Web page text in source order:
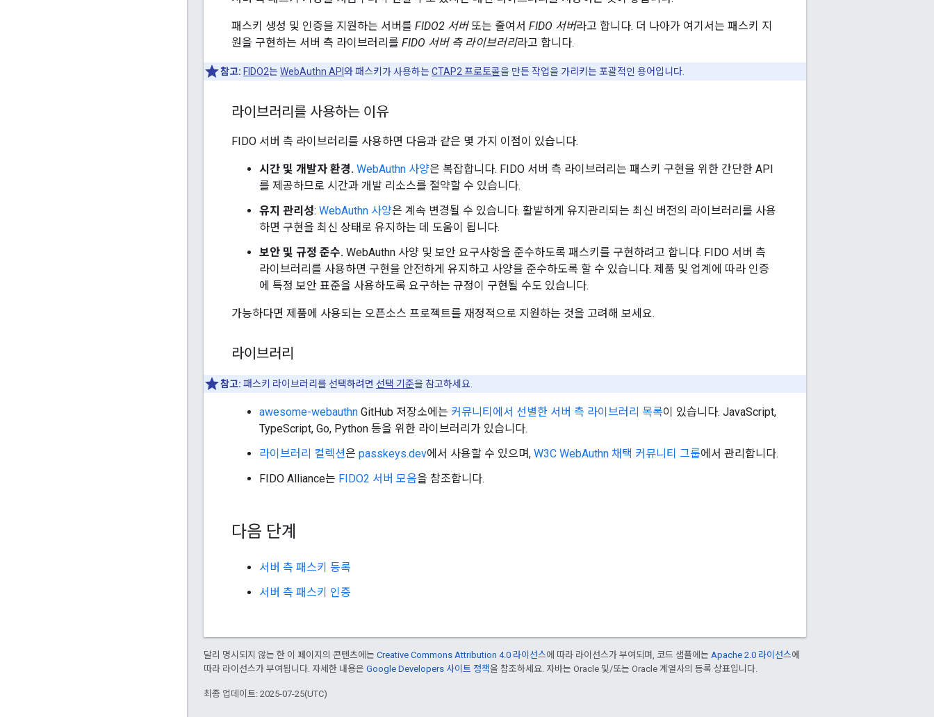
패스키 생성 및 인증을 지원하는 서버를 FIDO2 서버또는 줄여서 FIDO 서버라고 합니다. 더 나아가 여기서는 패스키 지
원을 구현하는 서버 측 라이브러리를 FIDO 서버 측 라이브러리라고 합니다.
참고: FIDO2는WebAuthn API 와 패스키가 사용하는CTAP2 프로토콜을 만든 작업을 가리키는 포괄적인 용어입니다.
라이브러리를 사용하는 이유
FIDO 서버 측 라이브러리를 사용하면 다음과 같은 몇 가지 이점이 있습니다.
시간 및 개발자 환경. WebAuthn 사양은 복잡합니다. FIDO 서버 측 라이브러리는 패스키 구현을 위한 간단한 API
를 제공하므로 시간과 개발 리소스를 절약할 수 있습니다.
유지 관리성: WebAuthn 사양은 계속 변경될 수 있습니다. 활발하게 유지관리되는 최신 버전의 라이브러리를 사용
하면 구현을 최신 상태로 유지하는 데 도움이 됩니다.
보안 및 규정 준수. WebAuthn 사양 및 보안 요구사항을 준수하도록 패스키를 구현하려고 합니다. FIDO 서버 측
라이브러리를 사용하면 구현을 안전하게 유지하고 사양을 준수하도록 할 수 있습니다. 제품 및 업계에 따라 인증
에 특정 보안 표준을 사용하도록 요구하는 규정이 구현될 수도 있습니다.
가능하다면 제품에 사용되는 오픈소스 프로젝트를 재정적으로 지원하는 것을 고려해 보세요.
라이브러리
참고: 패스키 라이브러리를 선택하려면 선택 기준을 참고하세요.
awesome-webauthn GitHub 저장소에는 커뮤니티에서 선별한 서버 측 라이브러리 목록이 있습니다. JavaScript,
TypeScript, Go, Python 등을 위한 라이브러리가 있습니다.
라이브러리 컬렉션은 passkeys.dev에서 사용할 수 있으며, W3C WebAuthn 채택 커뮤니티 그룹에서 관리합니다.
FIDO Alliance는 FIDO2 서버 모음을 참조합니다.
다음 단계
서버 측 패스키 등록
서버 측 패스키 인증
달리 명시되지 않는 한 이 페이지의 콘텐츠에는 Creative Commons Attribution 4.0 라이선스에 따라 라이선스가 부여되며, 코드 샘플에는 Apache 2.0 라이선스에
따라 라이선스가 부여됩니다. 자세한 내용은 Google Developers 사이트 정책을 참조하세요. 자바는 Oracle 및/또는 Oracle 계열사의 등록 상표입니다.
최종 업데이트: 2025-07-25(UTC)